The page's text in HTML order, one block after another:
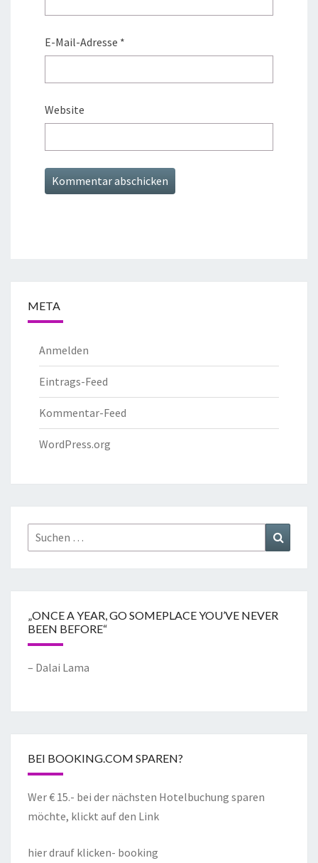
E-Mail-Adresse *
Website
META
Anmelden
Eintrags-Feed
Kommentar-Feed
WordPress.org
„ONCE A YEAR, GO SOMEPLACE YOU’VE NEVER
BEEN BEFORE“
– Dalai Lama
BEI BOOKING.COM SPAREN?
Wer € 15.- bei der nächsten Hotelbuchung sparen
möchte, klickt auf den Link
hier drauf klicken- booking